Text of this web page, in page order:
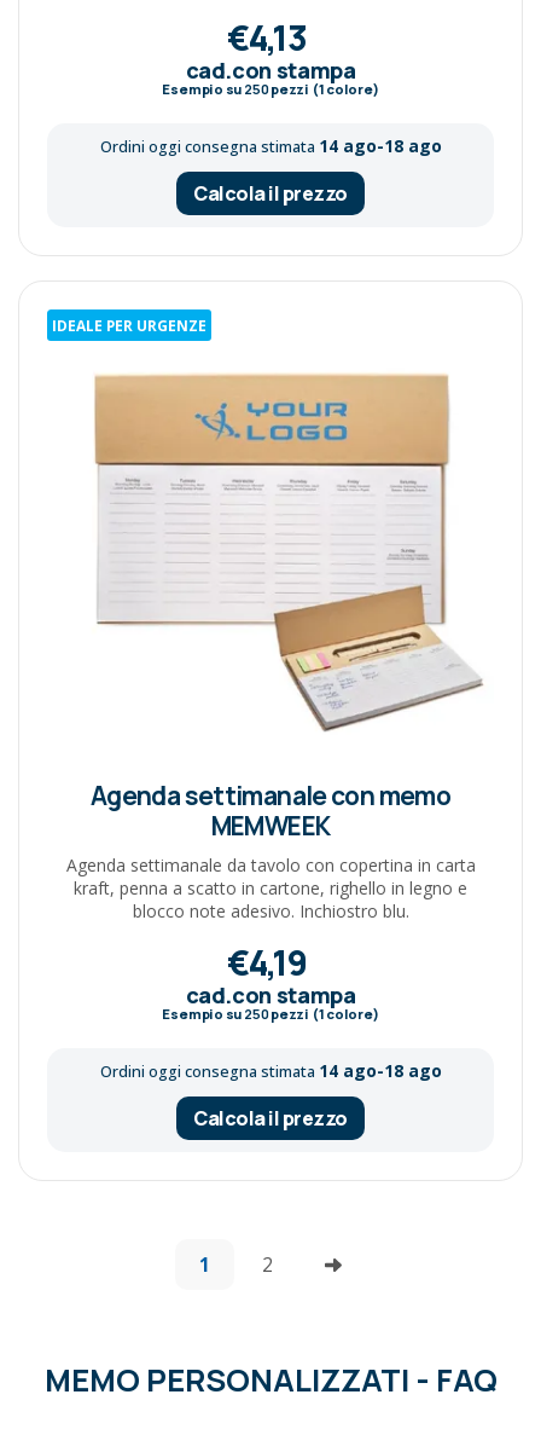
€4,13
cad.con stampa
Esempio su 250pezzi (1 colore)
Ordini oggi consegna stimata 14 ago-18 ago
Calcola il prezzo
IDEALE PER URGENZE
Agenda settimanale con memo
MEMWEEK
Agenda settimanale da tavolo con copertina in carta
kraft, penna a scatto in cartone, righello in legno e
blocco note adesivo. Inchiostro blu.
€4,19
cad.con stampa
Esempio su 250pezzi (1 colore)
Ordini oggi consegna stimata 14 ago-18 ago
Calcola il prezzo
1 2
MEMO PERSONALIZZATI - FAQ